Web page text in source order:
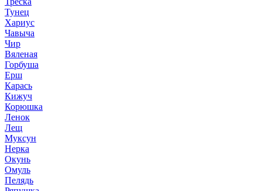
Тунец
Хариус
Чавыча
Чир
Вяленая
Горбуша
Ерш
Карась
Кижуч
Корюшка
Ленок
Лещ
Муксун
Нерка
Окунь
Омуль
Пелядь